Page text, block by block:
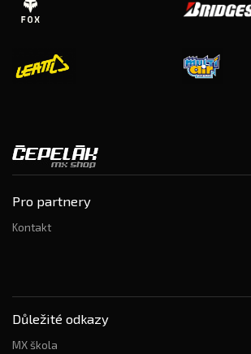
Pro partnery
Kontakt
Důležité odkazy
MX škola